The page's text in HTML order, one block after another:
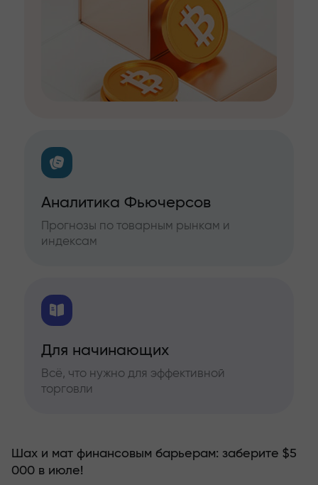
Аналитика Фьючерсов
Прогнозы по товарным рынкам и
индексам
Для начинающих
Всё, что нужно для эффективной
торговли
Шах и мат финансовым барьерам: заберите $5
000 в июле!